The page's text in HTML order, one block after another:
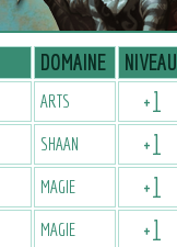
DOMAINE NIVEAU
ARTS +1
SHAAN +1
MAGIE +1
MAGIE +1